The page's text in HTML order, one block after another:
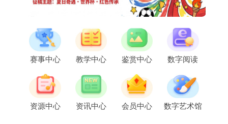
赛事中心 教学中心 鉴赏中心 数字阅读
资源中心 资讯中心 会员中心 数字艺术馆